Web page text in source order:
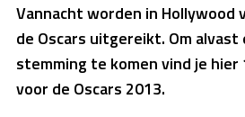
Vannacht worden in Hollywood
de Oscars uitgereikt. Om
stemming te komen vind je hier
voor de Oscars 2013.